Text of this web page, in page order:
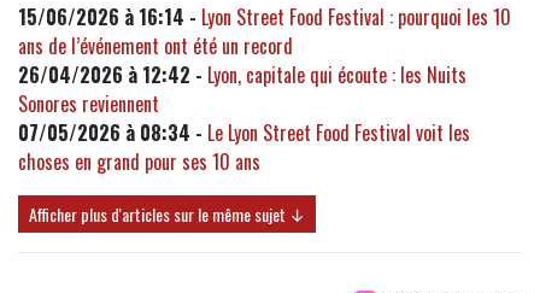
15/06/2026 à 16:14 - Lyon Street Food Festival : pourquoi les 10
ans de l’événement ont été un record
26/04/2026 à 12:42 - Lyon, capitale qui écoute : les Nuits
Sonores reviennent
07/05/2026 à 08:34 - Le Lyon Street Food Festival voit les
choses en grand pour ses 10 ans
Afficher plus d'articles sur le même sujet ↓